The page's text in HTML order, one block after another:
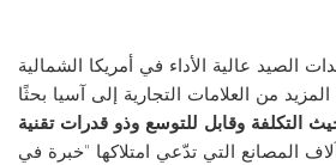
الصيد عالية الأداء في أمريكا الشمالية
المزيد من العلامات التجارية إلى آسيا بحثًا
التكلفة وقابل للتوسع وذو قدرات تقنية
المصانع التي تدّعي امتلاكها "خبرة في